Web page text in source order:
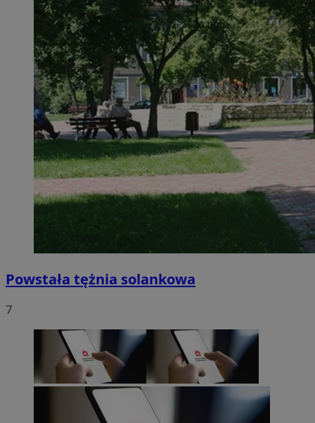
Powstała tężnia solankowa
7